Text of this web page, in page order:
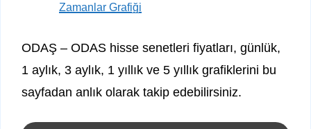
Zamanlar Grafiği
ODAŞ – ODAS hisse senetleri fiyatları, günlük,
1 aylık, 3 aylık, 1 yıllık ve 5 yıllık grafiklerini bu
sayfadan anlık olarak takip edebilirsiniz.